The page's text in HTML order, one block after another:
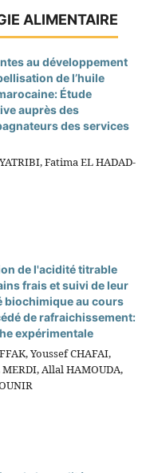
ALIMENTAIRE
au développement
de l’huile
Étude
auprès des
des services
Fatima EL HADAD-
de l'acidité titrable
frais et suivi de leur
biochimique au cours
de rafraichissement:
expérimentale
Youssef CHAFAI,
Allal HAMOUDA,